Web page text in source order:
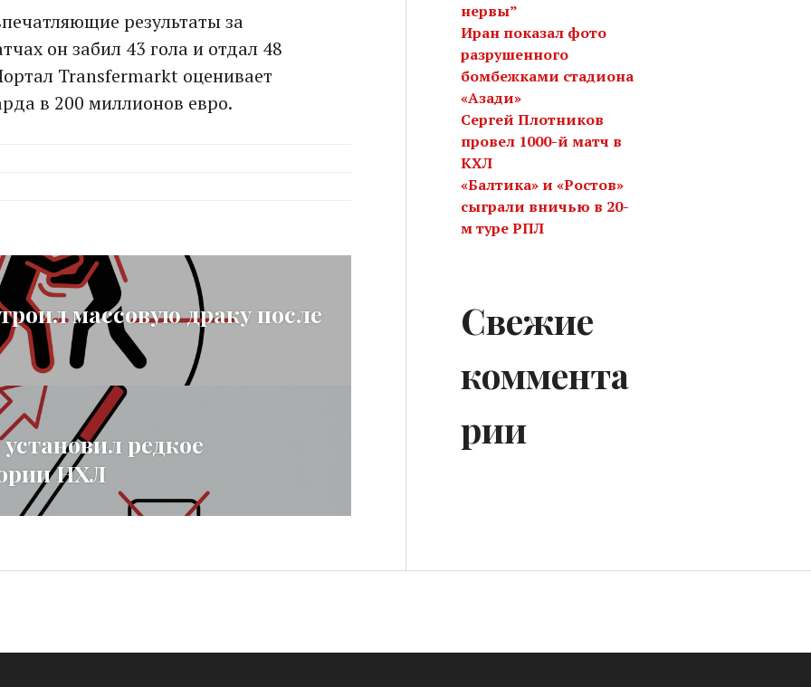
результаты за
он забил 43 гола и отдал 48
Transfermarkt оценивает
в 200 миллионов евро.
массовую драку после
редкое
НХЛ
нервы”
Иран показал фото
разрушенного
бомбежками стадиона
«Азади»
Сергей Плотников
провел 1000-й матч в
КХЛ
«Балтика» и «Ростов»
сыграли вничью в 20-
м туре РПЛ
Свежие
коммента
рии